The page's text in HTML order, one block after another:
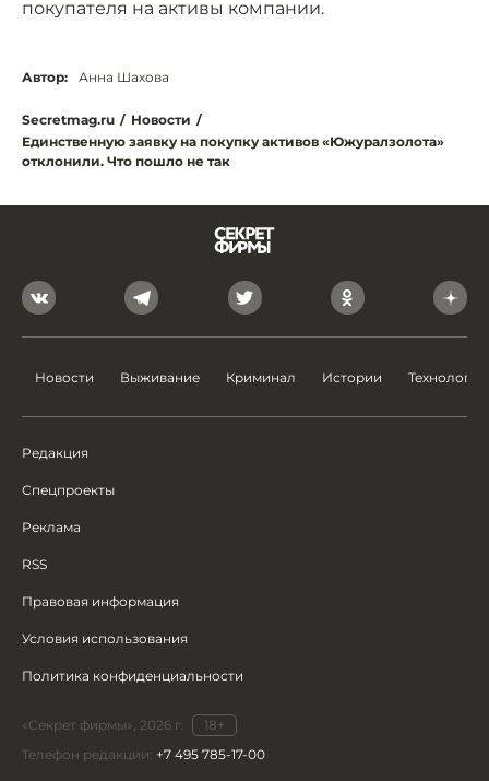
покупателя на активы компании.
Автор: Анна Шахова
Secretmag.ru / Новости /
Единственную заявку на покупку активов «Южуралзолота»
отклонили. Что пошло не так
Новости Выживание Криминал Истории Технологии
Редакция
Спецпроекты
Реклама
RSS
Правовая информация
Условия использования
Политика конфиденциальности
«Секрет фирмы», 2026 г.
18+
Телефон редакции: +7 495 785-17-00